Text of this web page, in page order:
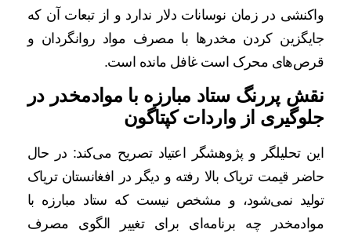
واکنشی در زمان نوسانات دلار ندارد و از تبعات آن که
جایگزین کردن مخدرها با مصرف مواد روانگردان و
قرص‌های محرک است غافل مانده است.
نقش پررنگ ستاد مبارزه با موادمخدر در
جلوگیری از واردات کپتاگون
این تحلیلگر و پژوهشگر اعتیاد تصریح می‌کند: در حال
حاضر قیمت تریاک بالا رفته و دیگر در افغانستان تریاک
تولید نمی‌شود، و مشخص نیست که ستاد مبارزه با
موادمخدر چه برنامه‌ای برای تغییر الگوی مصرف